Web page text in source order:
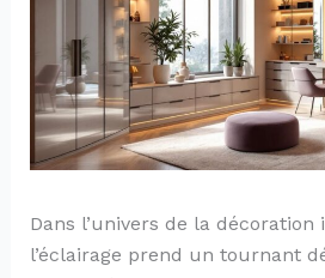
Dans l’univers de la décoration
l’éclairage prend un tournant